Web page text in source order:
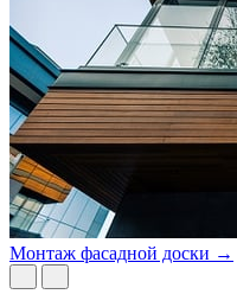
Монтаж фасадной доски →